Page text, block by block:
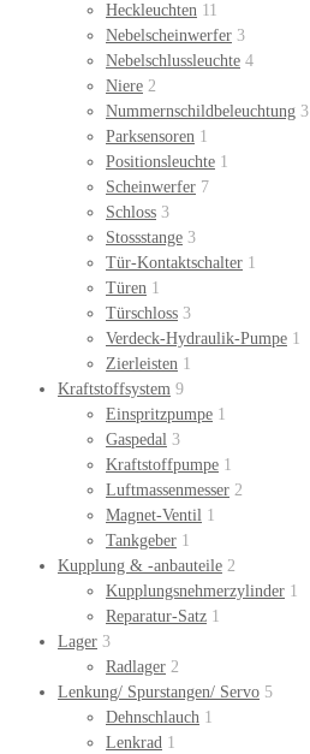
Heckleuchten 11
Nebelscheinwerfer 3
Nebelschlussleuchte 4
Niere 2
Nummernschildbeleuchtung 3
Parksensoren 1
Positionsleuchte 1
Scheinwerfer 7
Schloss 3
Stossstange 3
Tür-Kontaktschalter 1
Türen 1
Türschloss 3
Verdeck-Hydraulik-Pumpe 1
Zierleisten 1
Kraftstoffsystem 9
Einspritzpumpe 1
Gaspedal 3
Kraftstoffpumpe 1
Luftmassenmesser 2
Magnet-Ventil 1
Tankgeber 1
Kupplung & -anbauteile 2
Kupplungsnehmerzylinder 1
Reparatur-Satz 1
Lager 3
Radlager 2
Lenkung/ Spurstangen/ Servo 5
Dehnschlauch 1
Lenkrad 1